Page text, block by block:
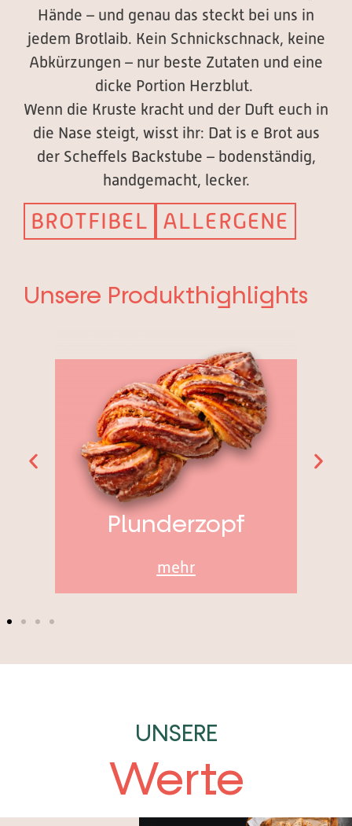
Hände – und genau das steckt bei uns in
jedem Brotlaib. Kein Schnickschnack, keine
Abkürzungen – nur beste Zutaten und eine
dicke Portion Herzblut.
Wenn die Kruste kracht und der Duft euch in
die Nase steigt, wisst ihr: Dat is e Brot aus
der Scheffels Backstube – bodenständig,
handgemacht, lecker.
BROTFIBEL ALLERGENE
Unsere Produkthighlights
Plunderzopf
mehr
UNSERE
Werte